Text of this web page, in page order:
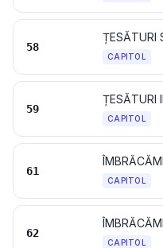
58
CAPITOL
59
CAPITOL
61
CAPITOL
62
CAPITOL